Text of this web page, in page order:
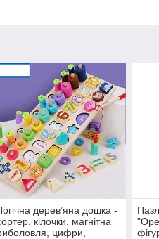
дерев’яна дошка -
кілочки, магнітна
цифри,